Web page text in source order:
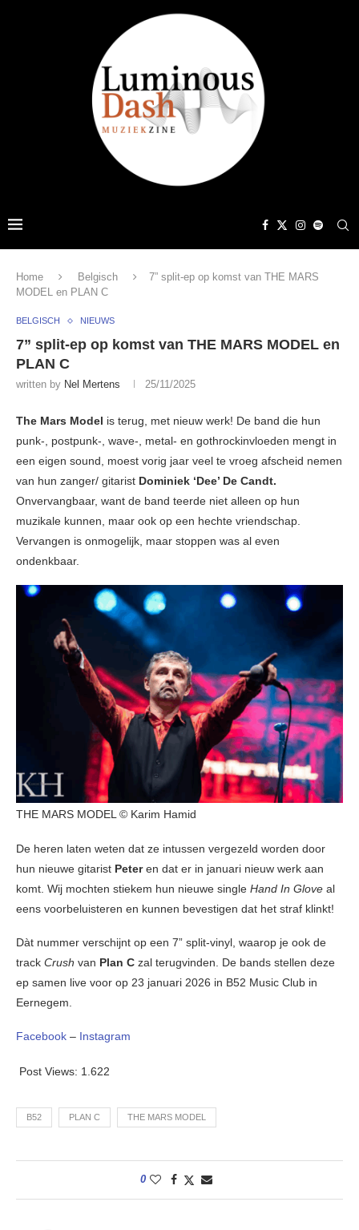
Home Belgisch
7” split-ep op komst van THE MARS
MODEL en PLAN C
BELGISCH NIEUWS
7” split-ep op komst van THE MARS MODEL en
PLAN C
written by Nel Mertens 25/11/2025
The Mars Model is terug, met nieuw werk! De band die hun
punk-, postpunk-, wave-, metal- en gothrockinvloeden mengt in
een eigen sound, moest vorig jaar veel te vroeg afscheid nemen
van hun zanger/ gitarist Dominiek ‘Dee’ De Candt.
Onvervangbaar, want de band teerde niet alleen op hun
muzikale kunnen, maar ook op een hechte vriendschap.
Vervangen is onmogelijk, maar stoppen was al even
ondenkbaar.
THE MARS MODEL © Karim Hamid
De heren laten weten dat ze intussen vergezeld worden door
hun nieuwe gitarist Peteren dat er in januari nieuw werk aan
komt. Wij mochten stiekem hun nieuwe single Hand In Glove al
eens voorbeluisteren en kunnen bevestigen dat het straf klinkt!
Dàt nummer verschijnt op een 7” split-vinyl, waarop je ook de
track Crush van Plan C zal terugvinden. De bands stellen deze
ep samen live voor op 23 januari 2026 in B52 Music Club in
Eernegem.
Facebook – Instagram
Post Views: 1.622
B52 PLAN C THE MARS MODEL
0